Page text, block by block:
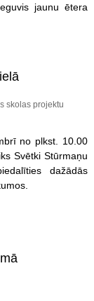
jaunu ētera
skolas projektu
no plkst. 10.00
Svētki Stūrmaņu
dažādās